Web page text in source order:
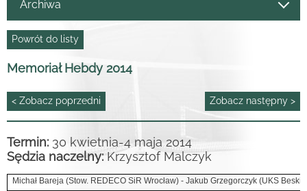
Archiwa
Powrót do listy
Memoriał Hebdy 2014
< Zobacz poprzedni Zobacz następny >
Termin: 30 kwietnia-4 maja 2014
Sędzia naczelny: Krzysztof Malczyk
Michał Bareja (Stow. REDECO SiR Wrocław) - Jakub Grzegorczyk (UKS